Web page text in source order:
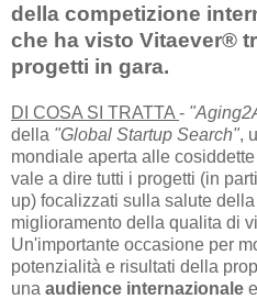
della competizione
che ha visto Vitaever®
progetti in gara.
DI COSA SI TRATTA -
della "Global Startup Search",
mondiale aperta alle cosiddette
vale a dire tutti i progetti (in
up) focalizzati sulla salute della
miglioramento della qualita di
Un'importante occasione per
potenzialità e risultati della
una audience internazionale